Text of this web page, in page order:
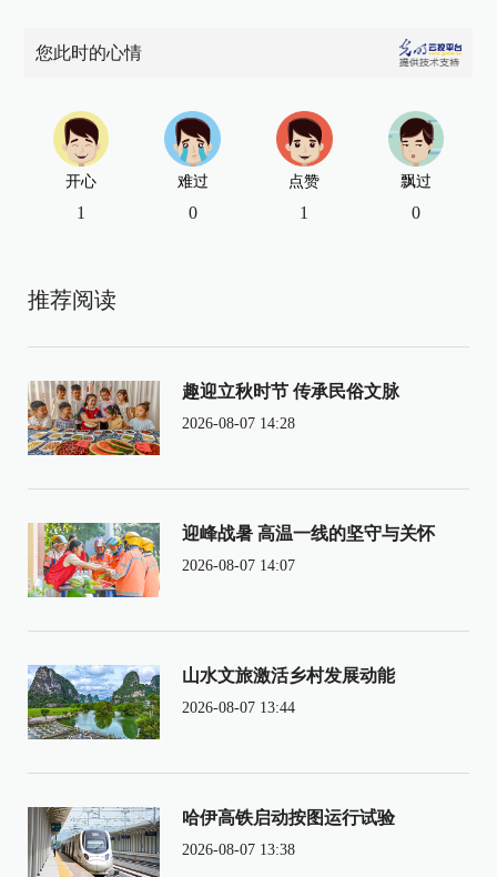
您此时的心情
开心
1
难过
0
点赞
1
飘过
0
推荐阅读
趣迎立秋时节 传承民俗文脉
2026-08-07 14:28
迎峰战暑 高温一线的坚守与关怀
2026-08-07 14:07
山水文旅激活乡村发展动能
2026-08-07 13:44
哈伊高铁启动按图运行试验
2026-08-07 13:38